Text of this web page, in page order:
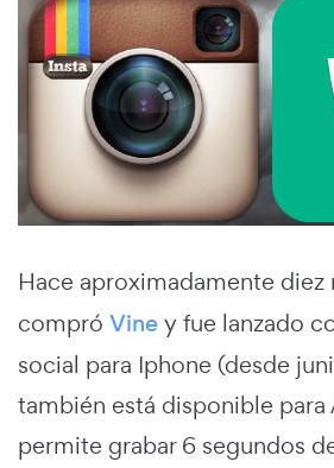
Hace aproximadamente diez
compró Viney fue lanzado
social para Iphone (desde
también está disponible
permite grabar 6 segundos